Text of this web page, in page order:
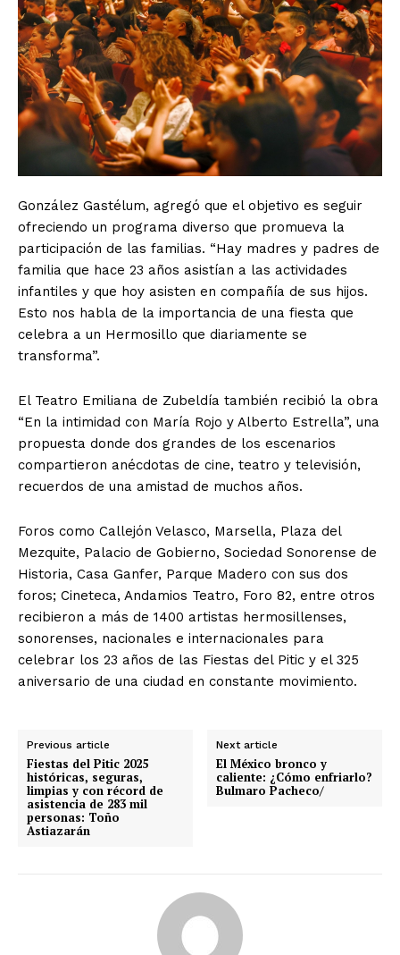
González Gastélum, agregó que el objetivo es seguir
ofreciendo un programa diverso que promueva la
participación de las familias. “Hay madres y padres de
familia que hace 23 años asistían a las actividades
infantiles y que hoy asisten en compañía de sus hijos.
Esto nos habla de la importancia de una fiesta que
celebra a un Hermosillo que diariamente se
transforma”.
El Teatro Emiliana de Zubeldía también recibió la obra
“En la intimidad con María Rojo y Alberto Estrella”, una
propuesta donde dos grandes de los escenarios
compartieron anécdotas de cine, teatro y televisión,
recuerdos de una amistad de muchos años.
Foros como Callejón Velasco, Marsella, Plaza del
Mezquite, Palacio de Gobierno, Sociedad Sonorense de
Historia, Casa Ganfer, Parque Madero con sus dos
foros; Cineteca, Andamios Teatro, Foro 82, entre otros
recibieron a más de 1400 artistas hermosillenses,
sonorenses, nacionales e internacionales para
celebrar los 23 años de las Fiestas del Pitic y el 325
aniversario de una ciudad en constante movimiento.
Previous article
Fiestas del Pitic 2025
históricas, seguras,
limpias y con récord de
asistencia de 283 mil
personas: Toño
Astiazarán
Next article
El México bronco y
caliente: ¿Cómo enfriarlo?
Bulmaro Pacheco/